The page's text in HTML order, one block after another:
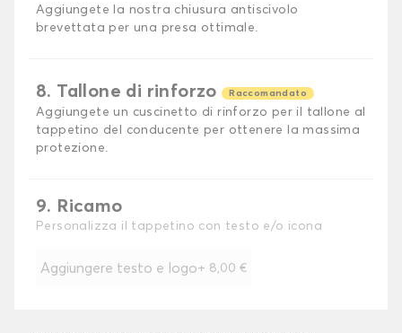
Aggiungete la nostra chiusura antiscivolo
brevettata per una presa ottimale.
8. Tallone di rinforzo Raccomandato
Aggiungete un cuscinetto di rinforzo per il tallone al
tappetino del conducente per ottenere la massima
protezione.
9. Ricamo
Personalizza il tappetino con testo e/o icona
Aggiungere testo e logo+ 8,00 €